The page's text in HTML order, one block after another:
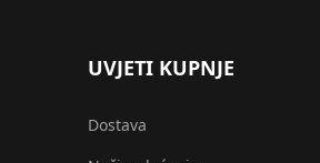
UVJETI KUPNJE
Dostava